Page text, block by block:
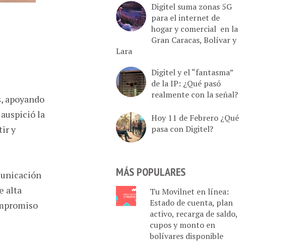
apoyando
la
y
alta
Digitel suma zonas 5G
para el internet de
hogar y comercial en la
Gran Caracas, Bolívar y
Lara
Digitel y el “fantasma”
de la IP: ¿Qué pasó
realmente con la señal?
Hoy 11 de Febrero ¿Qué
pasa con Digitel?
MÁS POPULARES
Tu Movilnet en línea:
Estado de cuenta, plan
activo, recarga de saldo,
cupos y monto en
bolívares disponible